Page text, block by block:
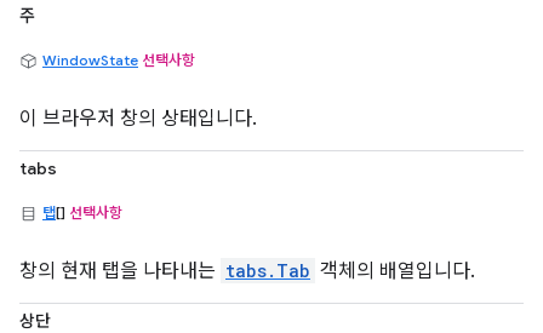
주
WindowState 선택사항
이 브라우저 창의 상태입니다.
tabs
탭[] 선택사항
창의 현재 탭을 나타내는 tabs.Tab 객체의 배열입니다.
상단